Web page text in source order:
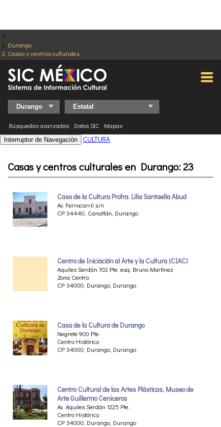
Durango
Casas y centros culturales
Búsquedas avanzadas Datos SIC Mapas
Interruptor de Navegación CULTURA
Casas y centros culturales en Durango: 23
Casa de la Cultura Profra. Lilia Santaella Abud
Av. Ferrocarril s/n
CP 34440, Canatlán, Durango
Centro de Iniciación al Arte y la Cultura (CIAC)
Aquiles Serdán 702 Pte. esq. Bruno Martínez
Zona Centro
CP 34000, Durango, Durango
Casa de la Cultura de Durango
Negrete 900 Pte.
Centro Histórico
CP 34000, Durango, Durango
Centro Cultural de las Artes Plásticas, Museo de
Arte Guillermo Ceniceros
Av. Aquiles Serdán 1225 Pte.
Centro Histórico
CP 34000, Durango, Durango